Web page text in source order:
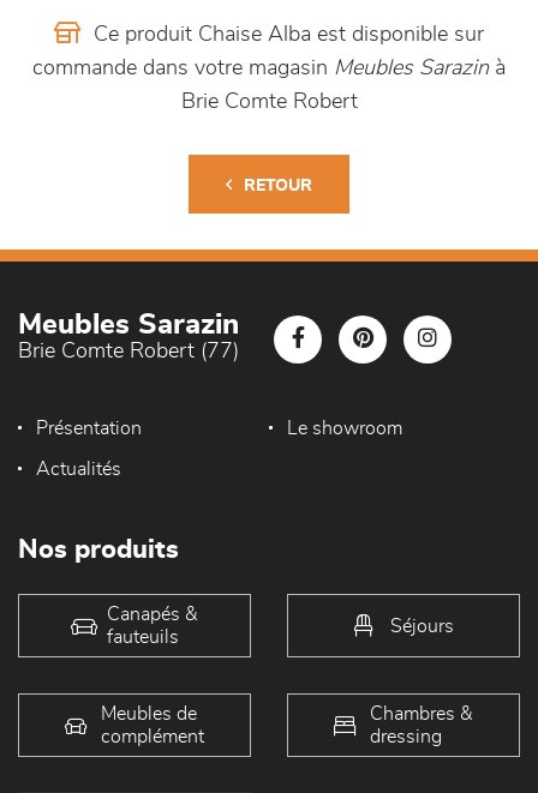
Ce produit Chaise Alba est disponible sur
commande dans votre magasin Meubles Sarazinà
Brie Comte Robert
RETOUR
Meubles Sarazin
Brie Comte Robert (77)
Présentation Le showroom
Actualités
Nos produits
Canapés &
fauteuils
Séjours
Meubles de
complément
Chambres &
dressing